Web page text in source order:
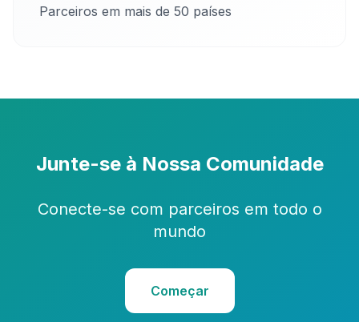
Parceiros em mais de 50 países
Junte-se à Nossa Comunidade
Conecte-se com parceiros em todo o
mundo
Começar